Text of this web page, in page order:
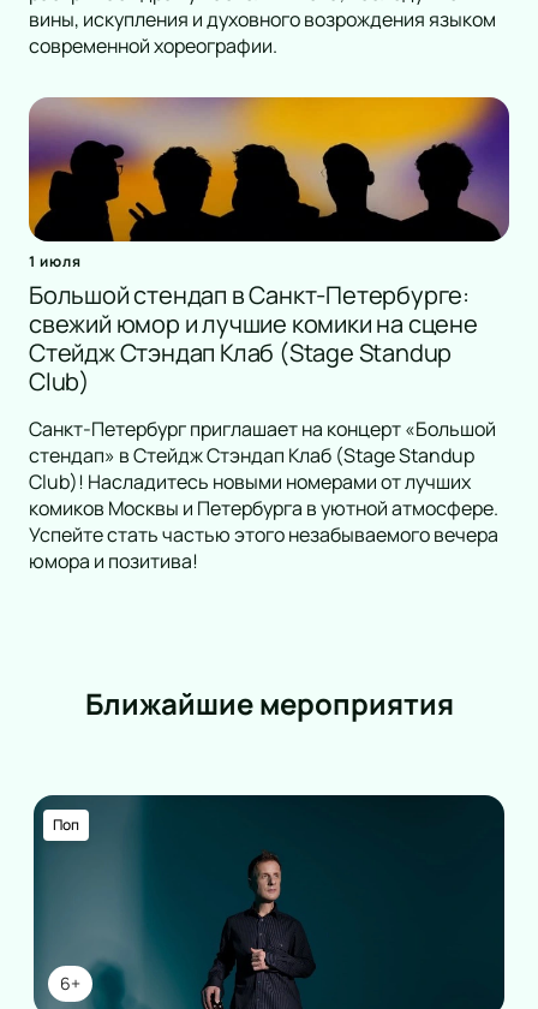
вины, искупления и духовного возрождения языком
современной хореографии.
1 июля
Большой стендап в Санкт-Петербурге:
свежий юмор и лучшие комики на сцене
Стейдж Стэндап Клаб (Stage Standup
Club)
Санкт-Петербург приглашает на концерт «Большой
стендап» в Стейдж Стэндап Клаб (Stage Standup
Club)! Насладитесь новыми номерами от лучших
комиков Москвы и Петербурга в уютной атмосфере.
Успейте стать частью этого незабываемого вечера
юмора и позитива!
Ближайшие мероприятия
6+
Поп